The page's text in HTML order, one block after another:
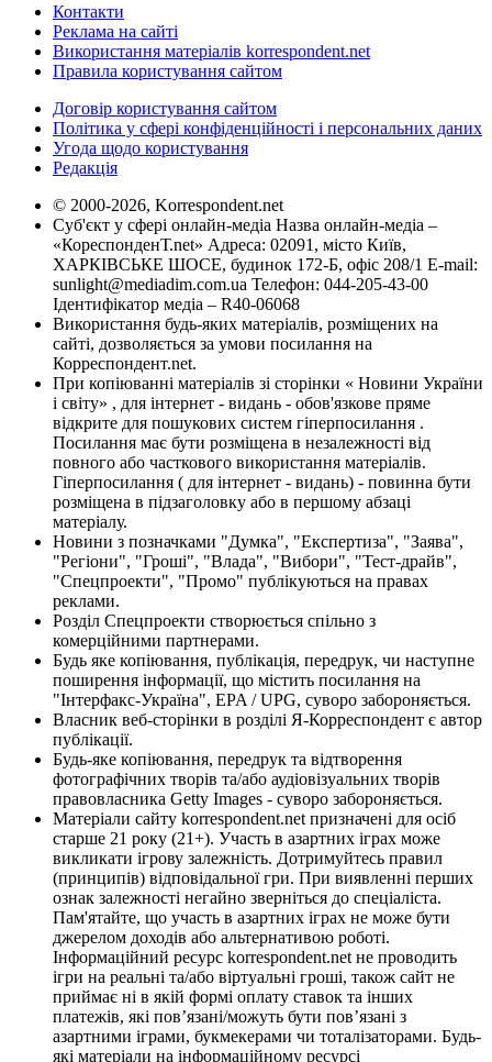
Контакти
Реклама на сайті
Використання матеріалів korrespondent.net
Правила користування сайтом
Договір користування сайтом
Політика у сфері конфіденційності і персональних даних
Угода щодо користування
Редакція
© 2000-2026, Korrespondent.net
Суб'єкт у сфері онлайн-медіа Назва онлайн-медіа –
«КореспонденТ.net» Адреса: 02091, місто Київ,
ХАРКІВСЬКЕ ШОСЕ, будинок 172-Б, офіс 208/1 E-mail:
sunlight@mediadim.com.ua Телефон: 044-205-43-00
Ідентифікатор медіа – R40-06068
Використання будь-яких матеріалів, розміщених на
сайті, дозволяється за умови посилання на
Корреспондент.net.
При копіюванні матеріалів зі сторінки « Новини України
і світу» , для інтернет - видань - обов'язкове пряме
відкрите для пошукових систем гіперпосилання .
Посилання має бути розміщена в незалежності від
повного або часткового використання матеріалів.
Гіперпосилання ( для інтернет - видань) - повинна бути
розміщена в підзаголовку або в першому абзаці
матеріалу.
Новини з позначками "Думка", "Експертиза", "Заява",
"Регіони", "Гроші", "Влада", "Вибори", "Тест-драйв",
"Спецпроекти", "Промо" публікуються на правах
реклами.
Розділ Спецпроекти створюється спільно з
комерційними партнерами.
Будь яке копіювання, публікація, передрук, чи наступне
поширення інформації, що містить посилання на
"Інтерфакс-Україна", EPA / UPG, суворо забороняється.
Власник веб-сторінки в розділі Я-Корреспондент є автор
публікації.
Будь-яке копіювання, передрук та відтворення
фотографічних творів та/або аудіовізуальних творів
правовласника Getty Images - суворо забороняється.
Матеріали сайту korrespondent.net призначені для осіб
старше 21 року (21+). Участь в азартних іграх може
викликати ігрову залежність. Дотримуйтесь правил
(принципів) відповідальної гри. При виявленні перших
ознак залежності негайно зверніться до спеціаліста.
Пам'ятайте, що участь в азартних іграх не може бути
джерелом доходів або альтернативою роботі.
Інформаційний ресурс korrespondent.net не проводить
ігри на реальні та/або віртуальні гроші, також сайт не
приймає ні в якій формі оплату ставок та інших
платежів, які пов’язані/можуть бути пов’язані з
азартними іграми, букмекерами чи тоталізаторами. Будь-
які матеріали на інформаційному ресурсі